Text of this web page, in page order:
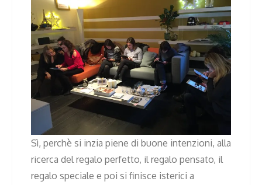
Sì, perchè si inzia piene di buone intenzioni, alla
ricerca del regalo perfetto, il regalo pensato, il
regalo speciale e poi si finisce isterici a